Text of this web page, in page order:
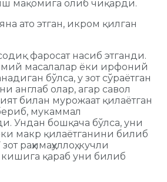
мақомига олиб чиқарди.
яна ато этган, икром қилган
фаросат насиб этганди.
масалалар ёки ирфоний
бўлса, у зот сўраётган
англаб олар, агар савол
билан мурожаат қилаётган
мукаммал
Ундан бошқача бўлса, уни
макр қилаётганини билиб
раҳимаҳуллоҳ, кучли
қараб уни билиб